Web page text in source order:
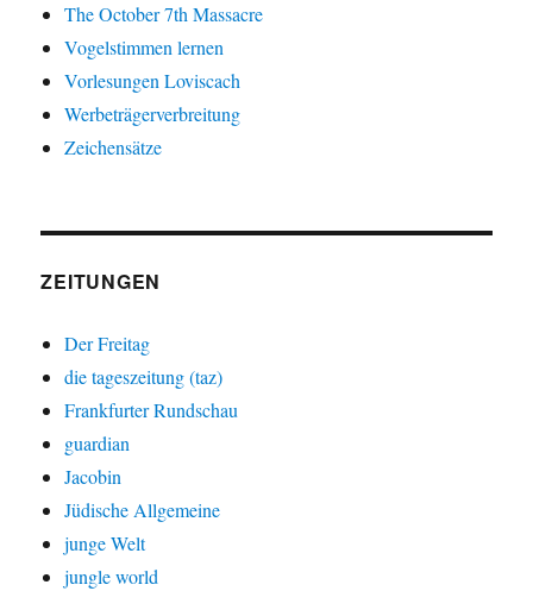
The October 7th Massacre
Vogelstimmen lernen
Vorlesungen Loviscach
Werbeträgerverbreitung
Zeichensätze
ZEITUNGEN
Der Freitag
die tageszeitung (taz)
Frankfurter Rundschau
guardian
Jacobin
Jüdische Allgemeine
junge Welt
jungle world